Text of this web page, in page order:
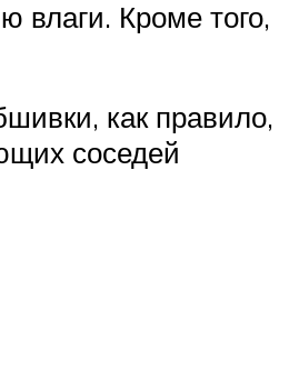
влаги. Кроме того,
как правило,
соседей